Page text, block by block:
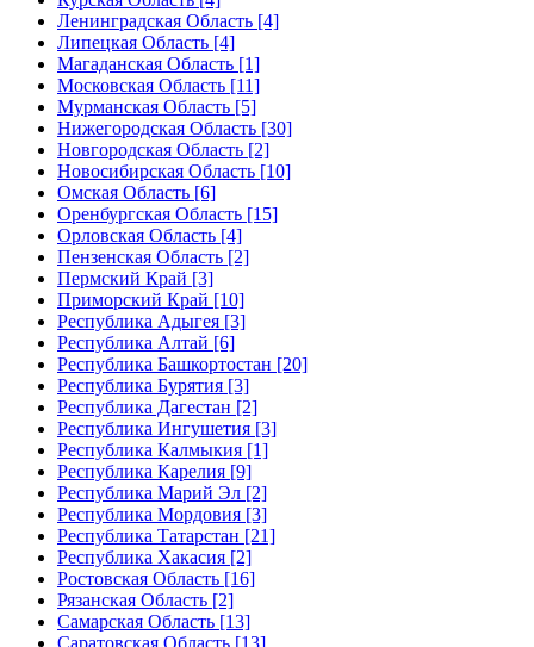
Ленинградская Область [4]
Липецкая Область [4]
Магаданская Область [1]
Московская Область [11]
Мурманская Область [5]
Нижегородская Область [30]
Новгородская Область [2]
Новосибирская Область [10]
Омская Область [6]
Оренбургская Область [15]
Орловская Область [4]
Пензенская Область [2]
Пермский Край [3]
Приморский Край [10]
Республика Адыгея [3]
Республика Алтай [6]
Республика Башкортостан [20]
Республика Бурятия [3]
Республика Дагестан [2]
Республика Ингушетия [3]
Республика Калмыкия [1]
Республика Карелия [9]
Республика Марий Эл [2]
Республика Мордовия [3]
Республика Татарстан [21]
Республика Хакасия [2]
Ростовская Область [16]
Рязанская Область [2]
Самарская Область [13]
Саратовская Область [13]